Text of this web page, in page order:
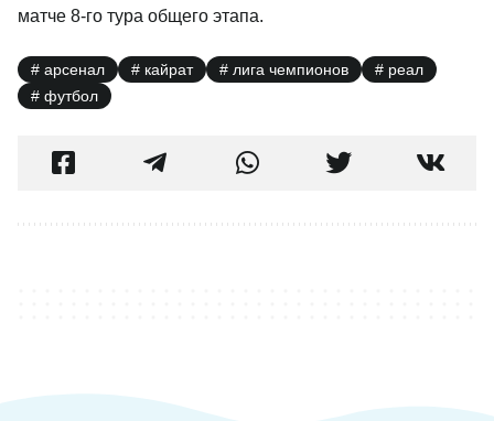
матче 8-го тура общего этапа.
арсенал кайрат лига чемпионов
реал
футбол